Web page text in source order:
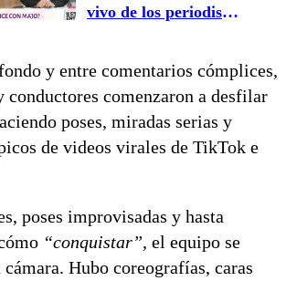
vivo de los periodistas
y entre comentarios cómplices,
conductores comenzaron a desfilar
poses, miradas serias y
de videos virales de TikTok e
poses improvisadas y hasta
“conquistar”, el equipo se
Hubo coreografías, caras